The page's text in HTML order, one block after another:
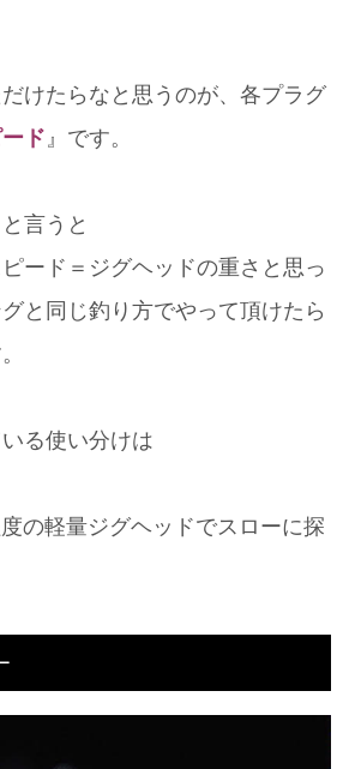
けたらなと思うのが、各プラグ
ド』です。
言うと
ード＝ジグヘッドの重さと思っ
と同じ釣り方でやって頂けたら
る使い分けは
の軽量ジグヘッドでスローに探